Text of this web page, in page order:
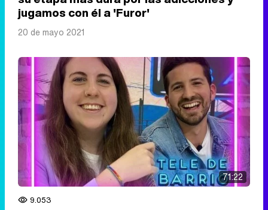
jugamos con él a 'Furor'
20 de mayo 2021
71:22
9.053